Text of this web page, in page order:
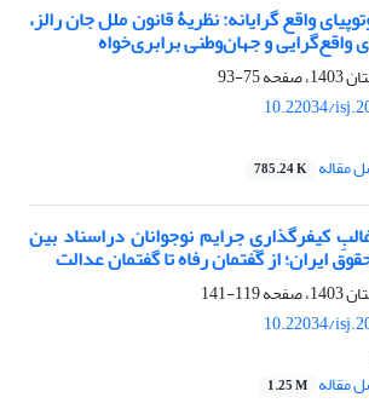
واقع گرایانه: نظریۀ قانون ملل جان رالز،
واقع‌گرایی و جهان‌وطنی برابری‌خواه
75-93
10.22034/
مقاله 785.24 K
کیفرگذاریِ جرایم نوجوانان دراسناد بین
ایران؛ از گفتمان رفاه تا گفتمان عدالت
119-141
10.22034/
مقاله 1.25 M